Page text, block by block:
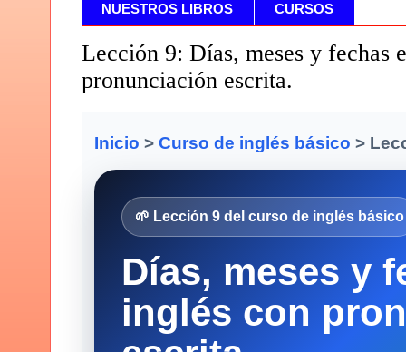
NUESTROS LIBROS CURSOS
Lección 9: Días, meses y fechas
pronunciación escrita.
Inicio > Curso de inglés básico >
🌱 Lección 9 del curso de inglés básico
Días, meses y
inglés con